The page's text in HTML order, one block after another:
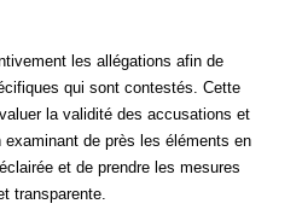
les allégations afin de
qui sont contestés. Cette
la validité des accusations et
de près les éléments en
et de prendre les mesures
transparente.